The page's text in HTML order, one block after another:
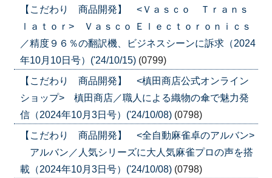
【こだわり 商品開発】 <Ｖａｓｃｏ Ｔｒａｎｓ
ｌａｔｏｒ> Ｖａｓｃｏ Ｅｌｅｃｔｏｒｏｎｉｃｓ
／精度９６％の翻訳機、ビジネスシーンに訴求（2024
年10月10日号）('24/10/15) (0799)
【こだわり 商品開発】 <槙田商店公式オンライン
ショップ> 槙田商店／職人による織物の傘で魅力発
信（2024年10月3日号）('24/10/08) (0798)
【こだわり 商品開発】 <全自動麻雀卓のアルバン>
アルバン／人気シリーズに大人気麻雀プロの声を搭
載（2024年10月3日号）('24/10/08) (0798)